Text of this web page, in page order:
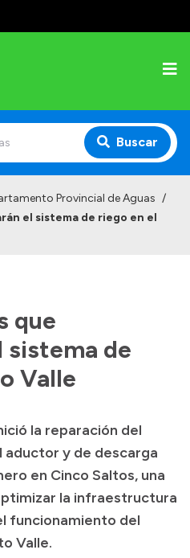
Buscar
Provincial de Aguas /
el sistema de riego en el
que
sistema de
Valle
la reparación del
y de descarga
en Cinco Saltos, una
la infraestructura
funcionamiento del
Valle.